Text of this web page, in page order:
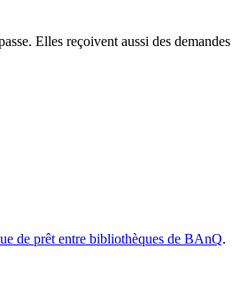
Elles reçoivent aussi des demandes
de prêt entre bibliothèques de BAnQ.